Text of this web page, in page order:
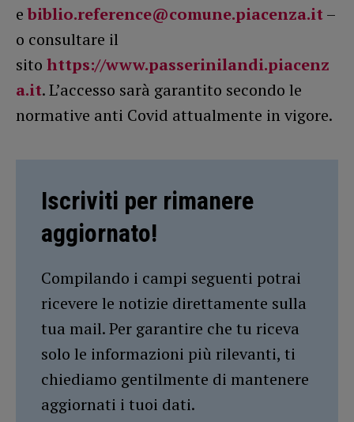
ebiblio.reference@comune.piacenza.it–
o consultare il
sito https://www.passerinilandi.piacenz
a.it. L’accesso sarà garantito secondo le
normative anti Covid attualmente in vigore.
Iscriviti per rimanere
aggiornato!
Compilando i campi seguenti potrai
ricevere le notizie direttamente sulla
tua mail. Per garantire che tu riceva
solo le informazioni più rilevanti, ti
chiediamo gentilmente di mantenere
aggiornati i tuoi dati.